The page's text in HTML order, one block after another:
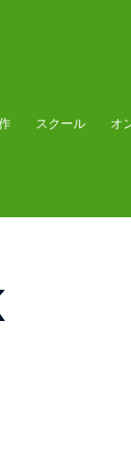
スクール オ